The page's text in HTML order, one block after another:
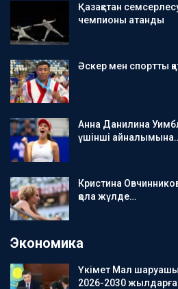
Қазақстан
чемпионы атанды
Әскер мен спортты
Анна Данилина
үшінші
Кристина
қола жүлде…
Экономика
Үкімет Мал
2026-2030